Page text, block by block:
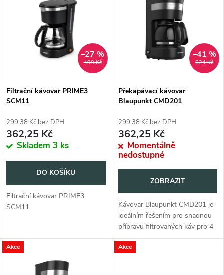
p
r
o
u
t
Abecedně
s
p
r
o
d
u
k
t
499 Kč
–27 %
Filtrační kávovar PRIME3
SCM11
299,38 Kč bez DPH
362,25 Kč
Skladem 3 ks
DO KOŠÍKU
Filtrační kávovar PRIME3
SCM11.
624 Kč
–41 %
Překapávací kávovar
Blaupunkt CMD201
299,38 Kč bez DPH
362,25 Kč
Momentálně
nedostupné
ZOBRAZIT
Kávovar Blaupunkt CMD201 je
ideálním řešením pro snadnou
přípravu filtrovaných káv pro 4-
6 osob. Už za pár minut si
můžete vychutnat bohatou
Akce Akce